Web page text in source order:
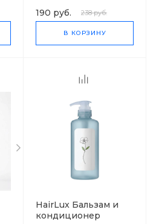
ВОЛОС ЯБЛОКО И
ОЛИВА
190 руб. 238 руб.
В КОРЗИНУ
HairLux Бальзам и
кондиционер